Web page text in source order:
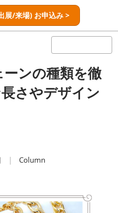
展/来場) お申込み >
ジ
ビ
ゲ
ー
シ
ョ
ンの種類を徹
さやデザイン
Column